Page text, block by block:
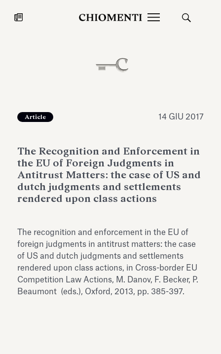
27 LUG 2026
Fondazione Torlonia inaugura la
dell’Antiquarium di Villa Albani
Torlonia
Leggi tutto
Article 14 GIU 2017
The Recognition and Enforcement in
the EU of Foreign Judgments in
Antitrust Matters: the case of US and
dutch judgments and settlements
rendered upon class actions
The recognition and enforcement in the EU of
foreign judgments in antitrust matters: the case
of US and dutch judgments and settlements
rendered upon class actions, in Cross-border EU
Competition Law Actions, M. Danov, F. Becker, P.
Beaumont (eds.), Oxford, 2013, pp. 385-397.